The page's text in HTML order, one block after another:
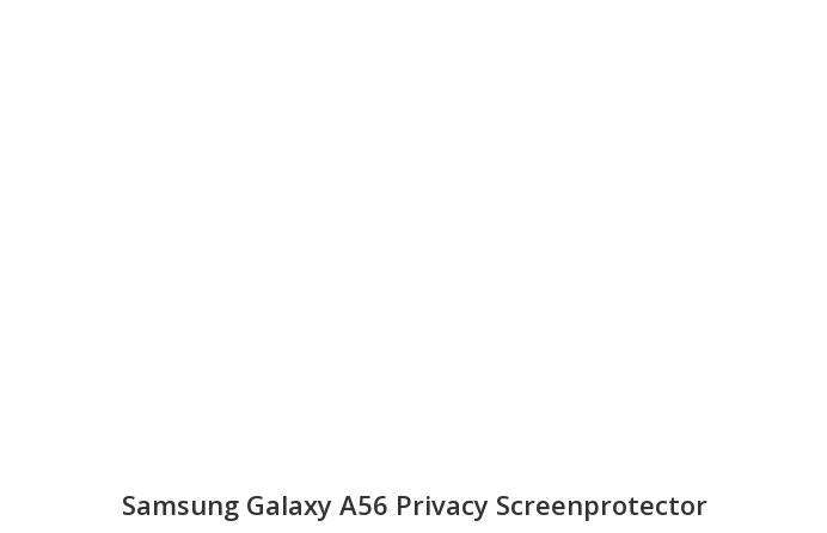
Samsung Galaxy A56 Privacy Screenprotector